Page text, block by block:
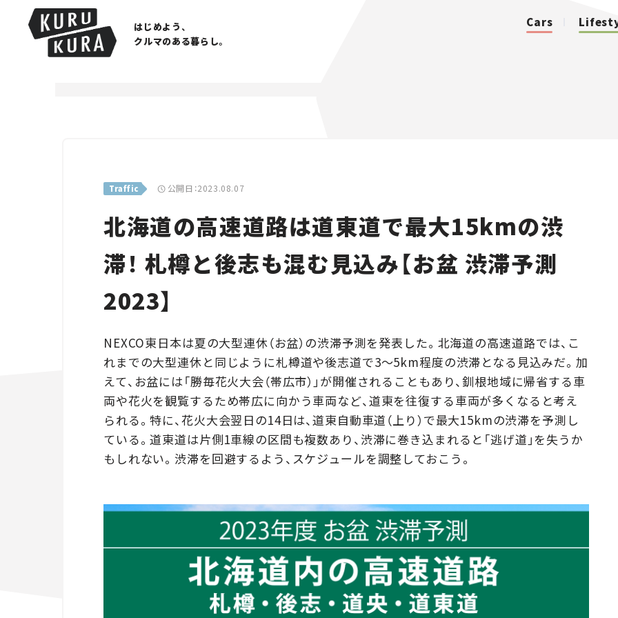
はじめよう、
クルマのある暮らし。
Cars
Traffic 公開日：2023.08.07
北海道の高速道路は道東道で最大15kmの渋
滞！ 札樽と後志も混む見込み【お盆 渋滞予測
2023】
NEXCO東日本は夏の大型連休（お盆）の渋滞予測を発表した。北海道の高速道路では、こ
れまでの大型連休と同じように札樽道や後志道で3～5km程度の渋滞となる見込みだ。加
えて、お盆には「勝毎花火大会（帯広市）」が開催されることもあり、釧根地域に帰省する車
両や花火を観覧するため帯広に向かう車両など、道東を往復する車両が多くなると考え
られる。特に、花火大会翌日の14日は、道東自動車道（上り）で最大15kmの渋滞を予測し
ている。道東道は片側1車線の区間も複数あり、渋滞に巻き込まれると「逃げ道」を失うか
もしれない。渋滞を回避するよう、スケジュールを調整しておこう。
Traffic
Special